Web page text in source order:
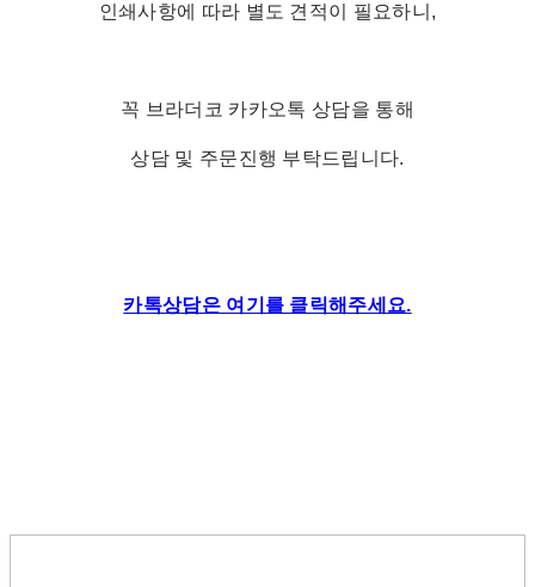
인쇄사항에 따라 별도 견적이 필요하니,
꼭 브라더코 카카오톡 상담을 통해
상담 및 주문진행 부탁드립니다.
카톡상담은 여기를 클릭해주세요.